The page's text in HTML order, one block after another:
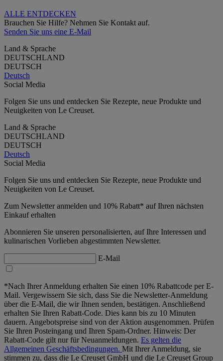
ALLE ENTDECKEN
Brauchen Sie Hilfe? Nehmen Sie Kontakt auf.
Senden Sie uns eine E-Mail
Land & Sprache
DEUTSCHLAND
DEUTSCH
Deutsch
Social Media
Folgen Sie uns und entdecken Sie Rezepte, neue Produkte und
Neuigkeiten von Le Creuset.
Land & Sprache
DEUTSCHLAND
DEUTSCH
Deutsch
Social Media
Folgen Sie uns und entdecken Sie Rezepte, neue Produkte und
Neuigkeiten von Le Creuset.
Zum Newsletter anmelden und 10% Rabatt* auf Ihren nächsten
Einkauf erhalten
Abonnieren Sie unseren personalisierten, auf Ihre Interessen und
kulinarischen Vorlieben abgestimmten Newsletter.
E-Mail
*Nach Ihrer Anmeldung erhalten Sie einen 10% Rabattcode per E-
Mail. Vergewissern Sie sich, dass Sie die Newsletter-Anmeldung
über die E-Mail, die wir Ihnen senden, bestätigen. Anschließend
erhalten Sie Ihren Rabatt-Code. Dies kann bis zu 10 Minuten
dauern. Angebotspreise sind von der Aktion ausgenommen. Prüfen
Sie Ihren Posteingang und Ihren Spam-Ordner. Hinweis: Der
Rabatt-Code gilt nur für Neuanmeldungen. Es gelten die
Allgemeinen Geschäftsbedingungen. Mit Ihrer Anmeldung, sie
stimmen zu, dass die Le Creuset GmbH und die Le Creuset Group